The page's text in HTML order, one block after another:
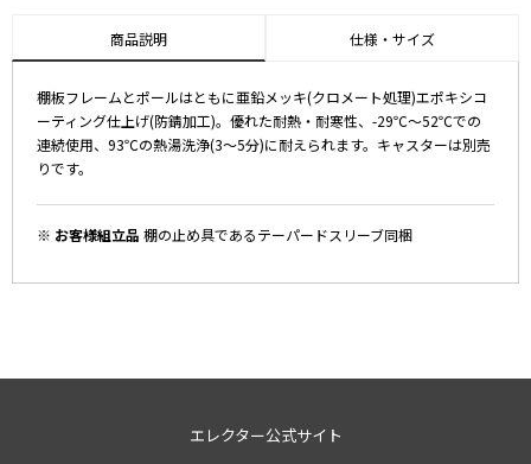
商品説明 仕様・サイズ
棚板フレームとポールはともに亜鉛メッキ(クロメート処理)エポキシコ
ーティング仕上げ(防錆加工)。優れた耐熱・耐寒性、-29℃～52℃での
連続使用、93℃の熱湯洗浄(3～5分)に耐えられます。キャスターは別売
りです。
※ お客様組立品 棚の止め具であるテーパードスリーブ同梱
エレクター公式サイト